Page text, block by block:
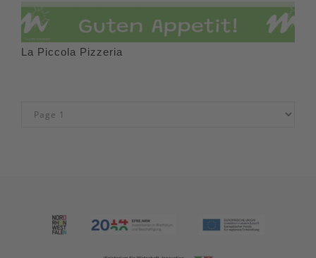
La Piccola Pizzeria